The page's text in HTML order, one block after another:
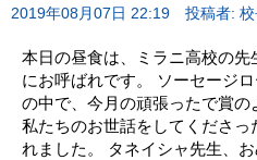
2019年08月07日 22:19 投稿者: 校
本日の昼食は、ミラニ高校の
にお呼ばれです。 ソーセージ
の中で、今月の頑張ったで賞の
私たちのお世話をしてくださっ
れました。 タネイシャ先生、